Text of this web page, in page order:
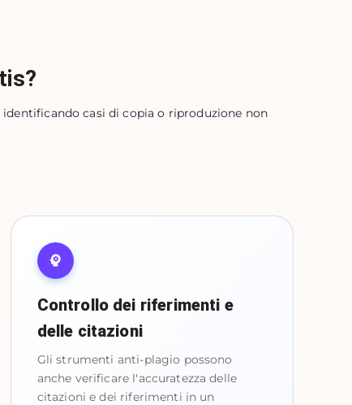
casi di copia o riproduzione non
Controllo dei riferimenti e
delle citazioni
Gli strumenti anti-plagio possono
anche verificare l'accuratezza delle
citazioni e dei riferimenti in un